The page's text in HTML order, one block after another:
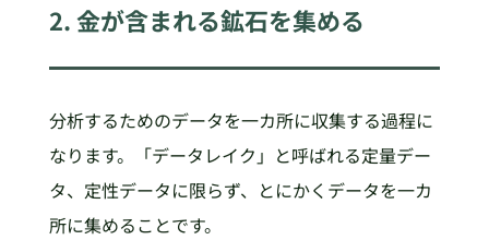
2. 金が含まれる鉱石を集める
分析するためのデータを一カ所に収集する過程に
なります。「データレイク」と呼ばれる定量デー
タ、定性データに限らず、とにかくデータを一カ
所に集めることです。